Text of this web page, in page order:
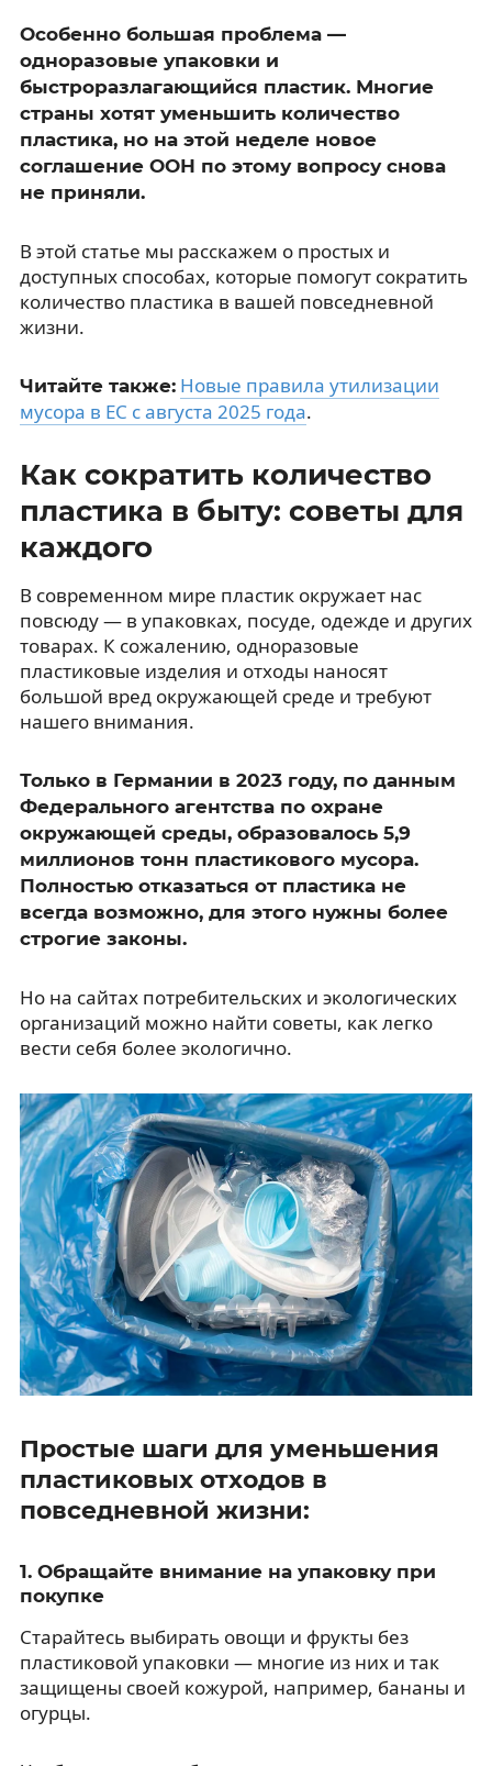
Особенно большая проблема —
одноразовые упаковки и
быстроразлагающийся пластик. Многие
страны хотят уменьшить количество
пластика, но на этой неделе новое
соглашение ООН по этому вопросу снова
не приняли.
В этой статье мы расскажем о простых и
доступных способах, которые помогут сократить
количество пластика в вашей повседневной
жизни.
Читайте также: Новые правила утилизации
мусора в ЕС с августа 2025 года.
Как сократить количество
пластика в быту: советы для
каждого
В современном мире пластик окружает нас
повсюду — в упаковках, посуде, одежде и других
товарах. К сожалению, одноразовые
пластиковые изделия и отходы наносят
большой вред окружающей среде и требуют
нашего внимания.
Только в Германии в 2023 году, по данным
Федерального агентства по охране
окружающей среды, образовалось 5,9
миллионов тонн пластикового мусора.
Полностью отказаться от пластика не
всегда возможно, для этого нужны более
строгие законы.
Но на сайтах потребительских и экологических
организаций можно найти советы, как легко
вести себя более экологично.
Простые шаги для уменьшения
пластиковых отходов в
повседневной жизни:
1. Обращайте внимание на упаковку при
покупке
Старайтесь выбирать овощи и фрукты без
пластиковой упаковки — многие из них и так
защищены своей кожурой, например, бананы и
огурцы.